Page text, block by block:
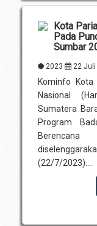
Kota
Pada
Sumbar
2023 22
Kominfo
Nasional
Sumatera
Program
(22/7/2023)....